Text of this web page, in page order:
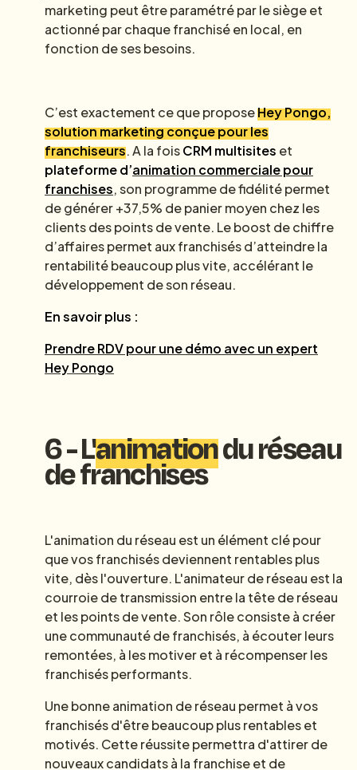
marketing peut être paramétré par le siège et
actionné par chaque franchisé en local, en
fonction de ses besoins.
C’est exactement ce que proposeHey Pongo,
solution marketing conçue pour les
franchiseurs. A la foisCRM multisites et
plateforme d’animation commerciale pour
franchises, son programme de fidélité permet
de générer +37,5% de panier moyen chez les
clients des points de vente. Le boost de chiffre
d’affaires permet aux franchisés d’atteindre la
rentabilité beaucoup plus vite, accélérant le
développement de son réseau.
En savoir plus :
Prendre RDV pour une démo avec un expert
Hey Pongo
6 - L'animationdu réseau
de franchises
L'animation du réseau est un élément clé pour
que vos franchisés deviennent rentables plus
vite, dès l'ouverture. L'animateur de réseau est la
courroie de transmission entre la tête de réseau
et les points de vente. Son rôle consiste à créer
une communauté de franchisés, à écouter leurs
remontées, à les motiver et à récompenser les
franchisés performants.
Une bonne animation de réseau permet à vos
franchisés d'être beaucoup plus rentables et
motivés. Cette réussite permettra d'attirer de
nouveaux candidats à la franchise et de